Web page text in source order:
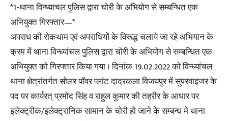
*1-थाना विन्ध्याचल पुलिस द्वारा चोरी के अभियोग से सम्बन्धित एक
अभियुक्त गिरफ्तार—*
अपराध की रोकथाम एवं अपराधियों के विरूद्ध चलाये जा रहे अभियान के
क्रम में थाना विन्ध्यांचल पुलिस द्वारा चोरी के अभियोग से सम्बन्धित एक
अभियुक्त को गिरफ्तार किया गया । दिनांक 19.02.2022 को विन्ध्यांचल
थाना क्षेत्रांतर्गत सोलर पॉवर प्लांट दादरकला विजयपुर में सुपरवाइजर के
पद पर कार्यरत् प्रमोद सिंह व राहुल कुमार की तहरीर के आधार पर
इलेक्ट्रीक/इलेक्ट्रानिक सामान के चोरी हो जाने के सम्बन्ध मे थाना